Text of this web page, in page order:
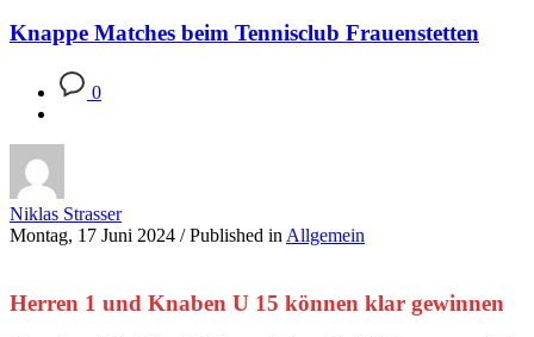
Knappe Matches beim Tennisclub Frauenstetten
0
Niklas Strasser
Montag, 17 Juni 2024 / Published in Allgemein
Herren 1 und Knaben U 15 können klar gewinnen